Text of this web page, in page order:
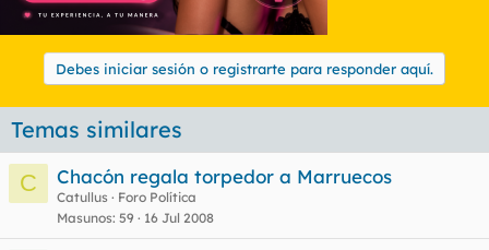
Debes iniciar sesión o registrarte para responder aquí.
Temas similares
C
Chacón regala torpedor a Marruecos
Catullus
Foro Política
Masunos 59 16 Jul 2008